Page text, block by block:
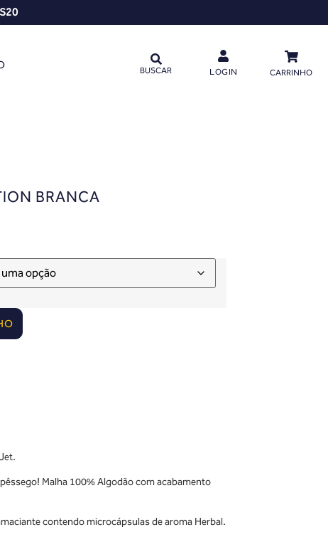
BUSCAR LOGIN CARRINHO
BRANCA
Malha 100% Algodão com acabamento
contendo microcápsulas de aroma Herbal.